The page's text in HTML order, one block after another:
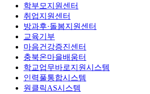
학부모지원센터
취업지원센터
방과후·돌봄지원센터
교육기부
마음건강증진센터
충북온마을배움터
학교업무바로지원시스템
인력풀통합시스템
원클릭AS시스템